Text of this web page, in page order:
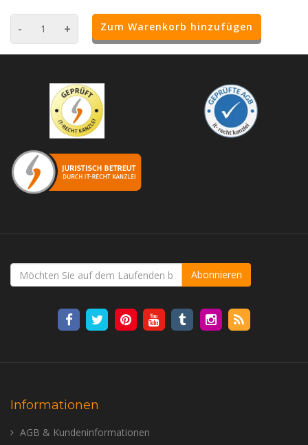
- + Zum Warenkorb hinzufügen
Abonnieren
Informationen
AGB & Kundeninformationen